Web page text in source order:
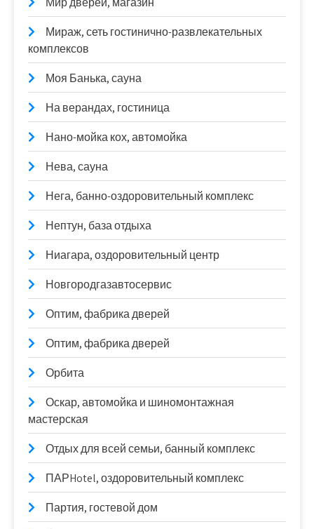
Мираж, сеть гостинично-развлекательных
комплексов
Моя Банька, сауна
На верандах, гостиница
Нано-мойка кох, автомойка
Нева, сауна
Нега, банно-оздоровительный комплекс
Нептун, база отдыха
Ниагара, оздоровительный центр
Новгородгазавтосервис
Оптим, фабрика дверей
Оптим, фабрика дверей
Орбита
Оскар, автомойка и шиномонтажная
мастерская
Отдых для всей семьи, банный комплекс
ПАРHotel, оздоровительный комплекс
Партия, гостевой дом